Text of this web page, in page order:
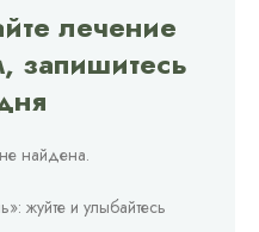
лечение
запишитесь
найдена.